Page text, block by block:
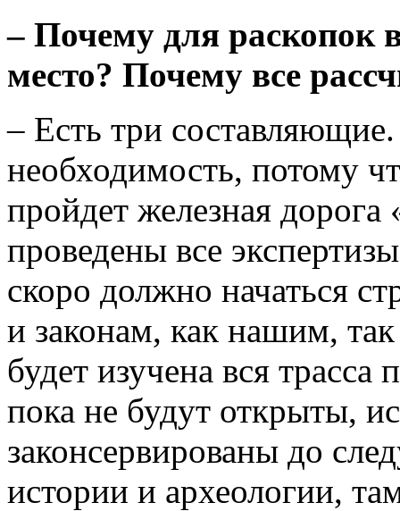
– Почему для раскопок
место? Почему все
– Есть три
необходимость, потому
пройдет железная
проведены все
скоро должно начаться
и законам, как нашим,
будет изучена вся
пока не будут открыты,
законсервированы до
истории и археологии,